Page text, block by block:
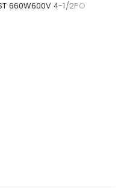
660W600V 4-1/2PO